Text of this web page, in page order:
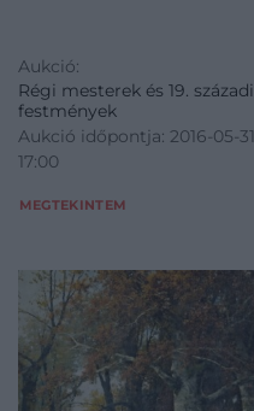
Aukció:
Régi mesterek és 19. századi
festmények
Aukció időpontja: 2016-05-31
17:00
MEGTEKINTEM